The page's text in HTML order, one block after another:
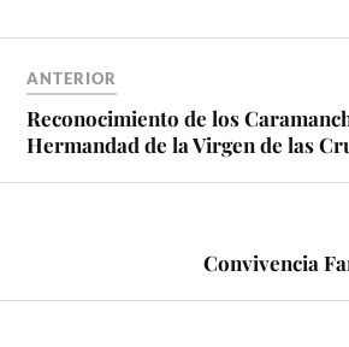
ANTERIOR
Reconocimiento de los
Hermandad de la Virgen de las
Convivencia